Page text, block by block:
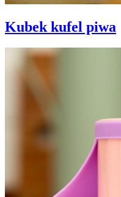
Kubek kufel piwa